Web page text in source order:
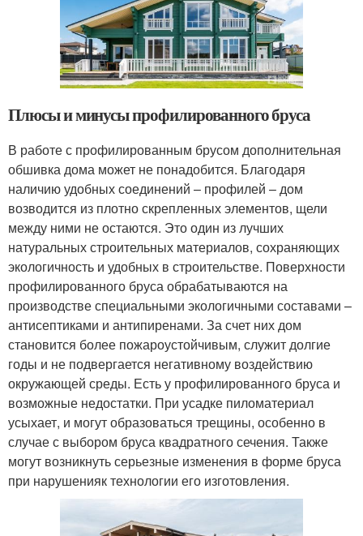
Плюсы и минусы профилированного бруса
В работе с профилированным брусом дополнительная
обшивка дома может не понадобится. Благодаря
наличию удобных соединений – профилей – дом
возводится из плотно скрепленных элементов, щели
между ними не остаются. Это один из лучших
натуральных строительных материалов, сохраняющих
экологичность и удобных в строительстве. Поверхности
профилированного бруса обрабатываются на
производстве специальными экологичными составами –
антисептиками и антипиренами. За счет них дом
становится более пожароустойчивым, служит долгие
годы и не подвергается негативному воздействию
окружающей среды. Есть у профилированного бруса и
возможные недостатки. При усадке пиломатериал
усыхает, и могут образоваться трещины, особенно в
случае с выбором бруса квадратного сечения. Также
могут возникнуть серьезные изменения в форме бруса
при нарушенияк технологии его изготовления.